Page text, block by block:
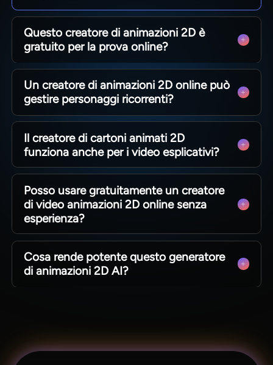
Questo creatore di animazioni 2D è
gratuito per la prova online?
Sì, puoi testare il flusso di lavoro su Magiclight AI
prima di impegnarti in progetti più grandi. Puoi
provare video animati di esempio prima di
continuare.
Un creatore di animazioni 2D online può
gestire personaggi ricorrenti?
Sì, ed è molto importante nei video più lunghi. I
personaggi mantengono una maggiore coerenza
visiva tra le scene, rendendo più facile seguire i
personaggi ricorrenti con Magiclight AI.
Il creatore di cartoni animati 2D
funziona anche per i video esplicativi?
Certo, soprattutto quando un unico flusso di
lavoro supporta più stili. Su Magiclight AI è
possibile creare sia video cartone animato che
esplicativi nello stesso flusso.
Posso usare gratuitamente un creatore
di video animazioni 2D online senza
esperienza?
Sì. Per i principianti, Magiclight AI semplifica i
passaggi da seguire, rendendo la creazione di
video animati meno intimidatoria anche senza
Cosa rende potente questo generatore
di animazioni 2D AI?
Magiclight AI.